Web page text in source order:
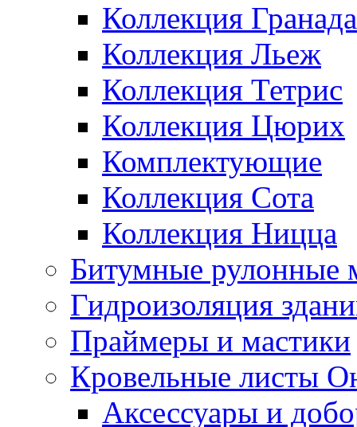
Коллекция Гранада
Коллекция Льеж
Коллекция Тетрис
Коллекция Цюрих
Комплектующие
Коллекция Сота
Коллекция Ницца
Битумные рулонные
Гидроизоляция
Праймеры и мастики
Кровельные листы
Аксессуары и